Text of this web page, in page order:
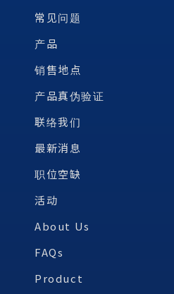
常见问题
产品
销售地点
产品真伪验证
联络我们
最新消息
职位空缺
活动
About Us
FAQs
Product